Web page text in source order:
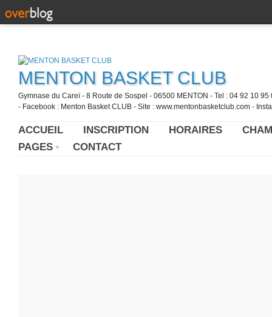
MENTON BASKET CLUB
Gymnase du Careï - 8 Route de Sospel - 06500 MENTON - Tel : 04 92 10
- Facebook : Menton Basket CLUB - Site : www.mentonbasketclub.com -
ACCUEIL INSCRIPTION HORAIRES
PAGES
CONTACT